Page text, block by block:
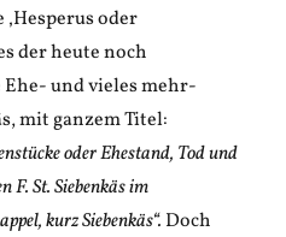
oder
der heute noch
und vieles mehr-
mit ganzem Titel:
oder Ehestand, Tod und
F. St. Siebenkäs im
kurz Siebenkäs“. Doch